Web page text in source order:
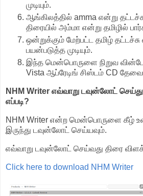
முடியும்.
ஆங்கிலத்தில் amma என்று
திரையில் அம்மா என்று தமிழில்
ஒன்றுக்கும் மேற்பட்ட தமிழ்
பயன்படுத்த முடியும்.
இந்த மென்பொருளை நிறுவ
Vista ஆப்ரேடிங் சிஸ்டம் CD
NHM Writer எவ்வாறு டவுன்லோட்
எப்படி?
NHM Writer என்ற மென்பொருளை
இருந்து டவுன்லோட் செய்யவும்.
எவ்வாறு டவுன்லோட் செய்வது திரை
Click here to download NHM Writer